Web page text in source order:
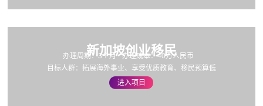
新加坡创业移民
办理周期：3个月
办理成本：40万人民币
目标人群：拓展海外事业、享受优质教育、移民预算低
进入项目